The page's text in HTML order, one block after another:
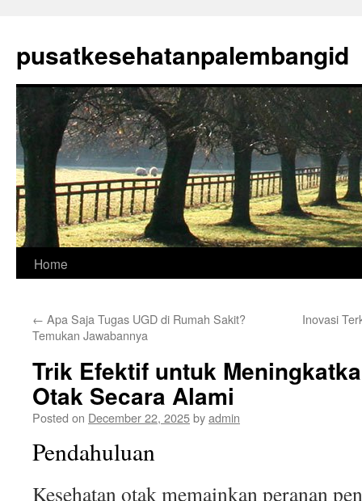
content
pusatkesehatanpalembangid
Home
← Apa Saja Tugas UGD di Rumah Sakit?
Temukan Jawabannya
Inovasi
Trik Efektif untuk
Otak Secara Alami
Posted on December 22, 2025byadmin
Pendahuluan
Kesehatan otak memainkan peranan